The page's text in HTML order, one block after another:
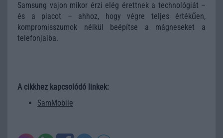
Samsung vajon mikor érzi elég érettnek a technológiát –
és a piacot – ahhoz, hogy végre teljes értékűen,
kompromisszumok nélkül beépítse a mágneseket a
telefonjaiba.
A cikkhez kapcsolódó linkek:
SamMobile